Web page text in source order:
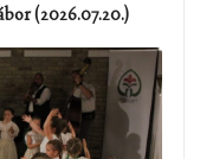
(2026.07.20.)